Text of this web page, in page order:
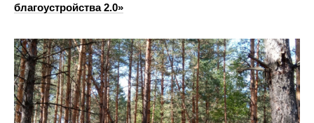
благоустройства 2.0»